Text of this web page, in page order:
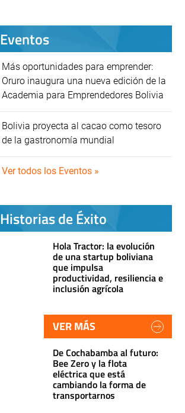
Eventos
Más oportunidades para emprender:
Oruro inaugura una nueva edición de la
Academia para Emprendedores Bolivia
Bolivia proyecta al cacao como tesoro
de la gastronomía mundial
Ver todos los Eventos »
Historias de Éxito
Hola Tractor: la evolución
de una startup boliviana
que impulsa
productividad, resiliencia e
inclusión agrícola
VER MÁS
De Cochabamba al futuro:
Bee Zero y la flota
eléctrica que está
cambiando la forma de
transportarnos